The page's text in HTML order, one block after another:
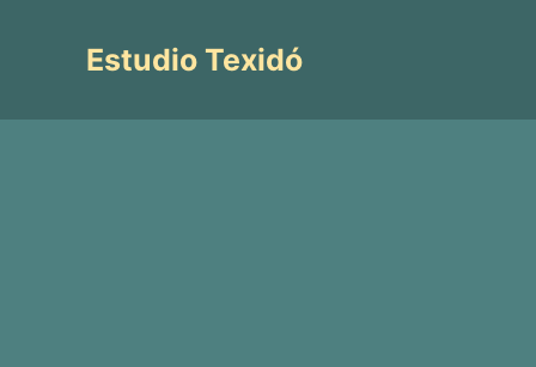
contenidoEstudio Texidó